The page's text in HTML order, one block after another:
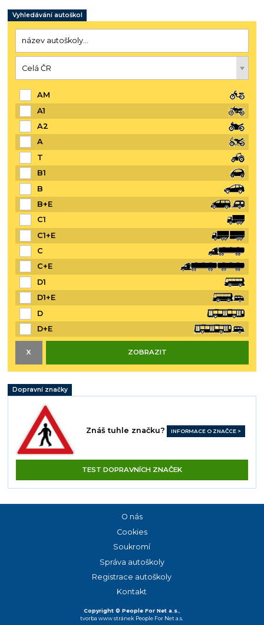
Vyhledávání autoškol
AM
A1
A2
A
T
B1
B
B+E
C1
C1+E
C
C+E
D1
D1+E
D
D+E
Dopravní značky
Znáš tuhle značku? INFORMACE O ZNAČCE >
TEST DOPRAVNÍCH ZNAČEK
Copyright © People For Net a.s.
tvorba www stránek People For Net a.s.
O nás
Cookies
Soukromí
Správa autoškoly
Registrace autoškoly
Kontakt